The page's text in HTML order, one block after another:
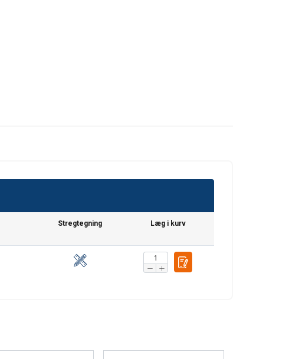
Stregtegning Læg i kurv